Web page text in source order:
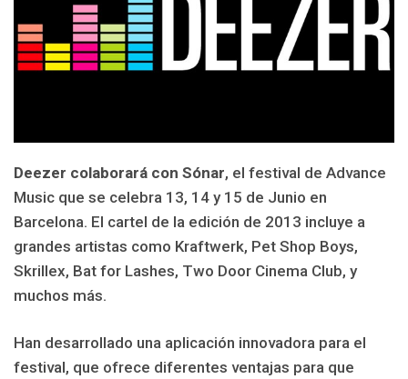
Deezer colaborará con Sónar, el festival de Advance
Music que se celebra 13, 14 y 15 de Junio en
Barcelona. El cartel de la edición de 2013 incluye a
grandes artistas como Kraftwerk, Pet Shop Boys,
Skrillex, Bat for Lashes, Two Door Cinema Club, y
muchos más.
Han desarrollado una aplicación innovadora para el
festival, que ofrece diferentes ventajas para que